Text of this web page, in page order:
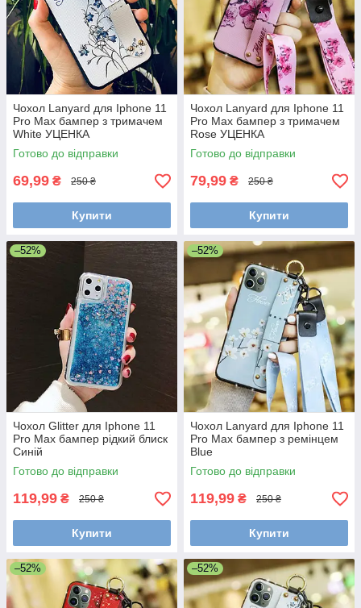
Чохол Lanyard для Iphone 11
Pro Max бампер з тримачем
White УЦЕНКА
Готово до відправки
69,99 ₴ 250 ₴
Купити
Чохол Lanyard для Iphone 11
Pro Max бампер з тримачем
Rose УЦЕНКА
Готово до відправки
79,99 ₴ 250 ₴
Купити
–52%
Чохол Glitter для Iphone 11
Pro Max бампер рідкий блиск
Синій
Готово до відправки
119,99 ₴ 250 ₴
Купити
–52%
Чохол Lanyard для Iphone 11
Pro Max бампер з ремінцем
Blue
Готово до відправки
119,99 ₴ 250 ₴
Купити
–52% –52%